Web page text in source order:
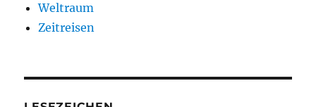
Weltraum
Zeitreisen